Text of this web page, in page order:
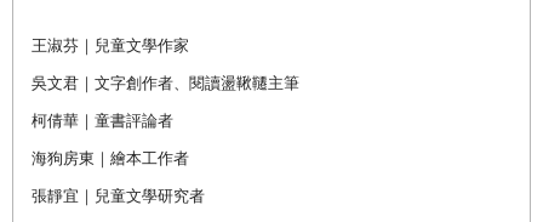
王淑芬｜兒童文學作家
吳文君｜文字創作者、閱讀盪鞦韆主筆
柯倩華｜童書評論者
海狗房東｜繪本工作者
張靜宜｜兒童文學研究者